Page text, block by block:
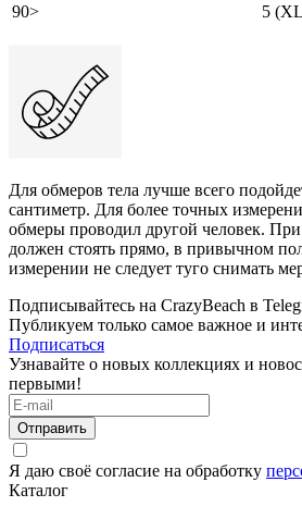
90>
5
Для обмеров тела лучше всего
сантиметр. Для более точных
обмеры проводил другой человек.
должен стоять прямо, в привычном
измерении не следует туго снимать
Подписывайтесь на CrazyBeach в
Публикуем только самое важное и
Подписаться
Узнавайте о новых коллекциях и
первыми!
Отправить
Я даю своё согласие на обработку
Каталог